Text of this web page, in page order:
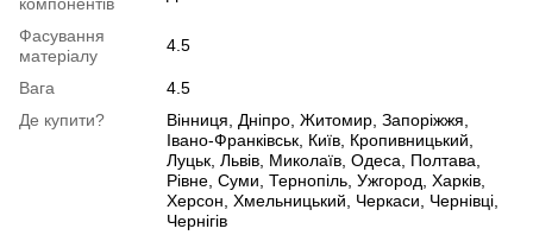
Фасування
матеріалу
4.5
Вага
4.5
Де купити?
Вінниця, Дніпро, Житомир, Запоріжжя,
Івано-Франківськ, Київ, Кропивницький,
Луцьк, Львів, Миколаїв, Одеса, Полтава,
Рівне, Суми, Тернопіль, Ужгород, Харків,
Херсон, Хмельницький, Черкаси, Чернівці,
Чернігів